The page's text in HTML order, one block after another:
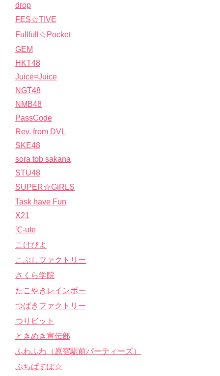
drop
FES☆TIVE
Fullfull☆Pocket
GEM
HKT48
Juice=Juice
NGT48
NMB48
PassCode
Rev. from DVL
SKE48
sora tob sakana
STU48
SUPER☆GiRLS
Task have Fun
X21
℃-ute
こけぴよ
こぶしファクトリー
さくら学院
たこやきレインボー
つばきファクトリー
つりビット
ときめき宣伝部
ふわふわ（原宿駅前パーティーズ）
ぷちぱすぽ☆